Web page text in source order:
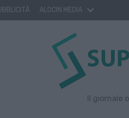
ALOCIN MEDIA
Il giornale